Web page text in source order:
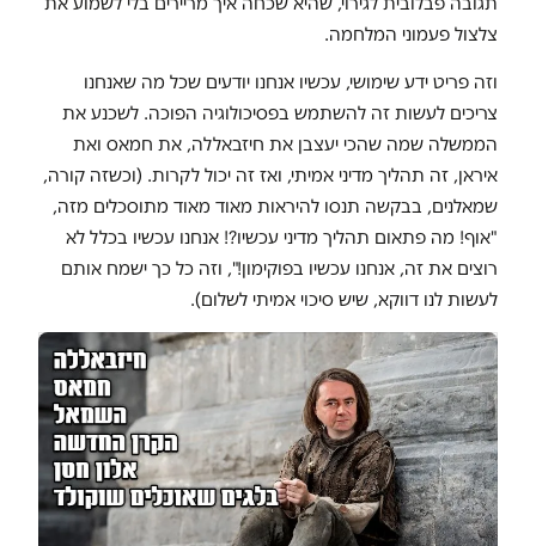
צלצול פעמוני המלחמה.
וזה פריט ידע שימושי, עכשיו אנחנו יודעים שכל מה שאנחנו
צריכים לעשות זה להשתמש בפסיכולוגיה הפוכה. לשכנע את
הממשלה שמה שהכי יעצבן את חיזבאללה, את חמאס ואת
איראן, זה תהליך מדיני אמיתי, ואז זה יכול לקרות. (וכשזה קורה,
שמאלנים, בבקשה תנסו להיראות מאוד מאוד מתוסכלים מזה,
"אוף! מה פתאום תהליך מדיני עכשיו?! אנחנו עכשיו בכלל לא
רוצים את זה, אנחנו עכשיו בפוקימון!", וזה כל כך ישמח אותם
לעשות לנו דווקא, שיש סיכוי אמיתי לשלום).